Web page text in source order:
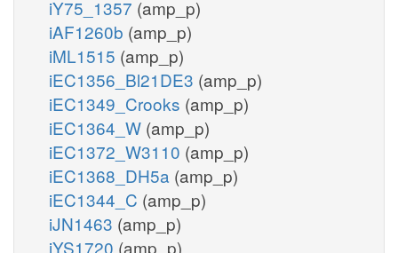
iY75_1357 (amp_p)
iAF1260b (amp_p)
iML1515 (amp_p)
iEC1356_Bl21DE3 (amp_p)
iEC1349_Crooks (amp_p)
iEC1364_W (amp_p)
iEC1372_W3110 (amp_p)
iEC1368_DH5a (amp_p)
iEC1344_C (amp_p)
iJN1463 (amp_p)
iYS1720 (amp_p)